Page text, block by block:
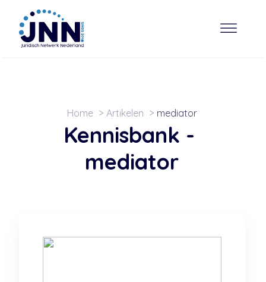
Home Artikelen mediator
Kennisbank -
mediator